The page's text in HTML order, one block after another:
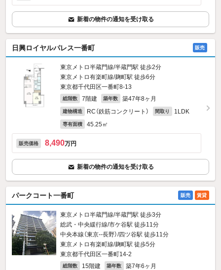
新着の物件の通知を受け取る
日興ロイヤルパレス一番町 販売
東京メトロ半蔵門線/半蔵門駅 徒歩2分
東京メトロ有楽町線/麹町駅 徒歩6分
東京都千代田区一番町8‐13
総階数 7階建 築年数 築47年8ヶ月
建物構造 RC（鉄筋コンクリート） 間取り 1LDK
専有面積 45.25㎡
販売価格 8,490万円
新着の物件の通知を受け取る
パークコート一番町 販売 賃貸
東京メトロ半蔵門線/半蔵門駅 徒歩3分
総武・中央緩行線/市ケ谷駅 徒歩11分
中央本線（東京--長野）/四ツ谷駅 徒歩11分
東京メトロ有楽町線/麹町駅 徒歩5分
東京都千代田区一番町14‐2
総階数 15階建 築年数 築7年6ヶ月